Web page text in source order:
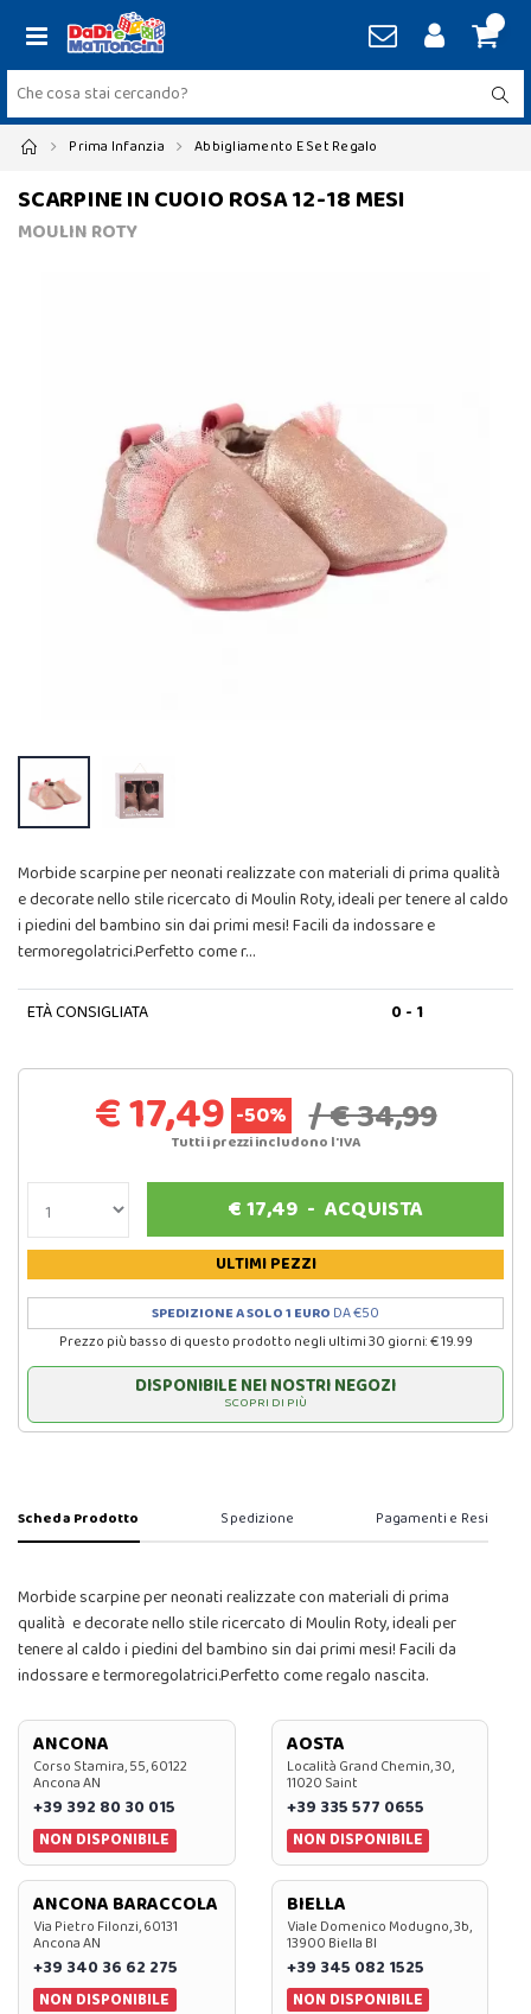
Prima Infanzia Abbigliamento E Set Regalo
SCARPINE IN CUOIO ROSA 12-18 MESI
MOULIN ROTY
Morbide scarpine per neonati realizzate con materiali di prima qualità
e decorate nello stile ricercato di Moulin Roty, ideali per tenere al caldo
i piedini del bambino sin dai primi mesi! Facili da indossare e
termoregolatrici.Perfetto come r…
ETÀ CONSIGLIATA 0 - 1
€ 17,49 -50% / € 34,99
Tutti i prezzi includono l'IVA
€17,49- ACQUISTA
ULTIMI PEZZI
SPEDIZIONE A SOLO 1 EURO DA €50
Prezzo più basso di questo prodotto negli ultimi 30 giorni: € 19.99
DISPONIBILE NEI NOSTRI NEGOZI
SCOPRI DI PIÙ
Scheda Prodotto Spedizione Pagamenti e Resi
Morbide scarpine per neonati realizzate con materiali di prima
qualità e decorate nello stile ricercato di Moulin Roty, ideali per
tenere al caldo i piedini del bambino sin dai primi mesi! Facili da
indossare e termoregolatrici.Perfetto come regalo nascita.
ANCONA
Corso Stamira, 55, 60122
Ancona AN
+39 392 80 30 015
NON DISPONIBILE
AOSTA
Località Grand Chemin, 30,
11020 Saint
+39 335 577 0655
NON DISPONIBILE
ANCONA BARACCOLA
Via Pietro Filonzi, 60131
Ancona AN
+39 340 36 62 275
NON DISPONIBILE
BIELLA
Viale Domenico Modugno, 3b,
13900 Biella BI
+39 345 082 1525
NON DISPONIBILE